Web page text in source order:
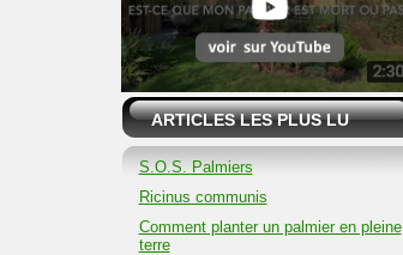
ARTICLES LES PLUS LU
S.O.S. Palmiers
Ricinus communis
Comment planter un palmier en pleine
terre